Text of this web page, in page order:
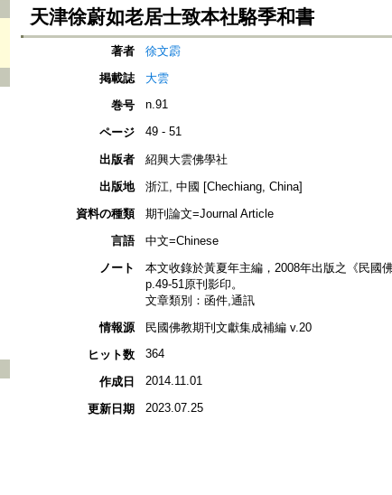
天津徐蔚如老居士致本社駱季和書
著者
徐文霨
掲載誌
大雲
巻号
n.91
ページ 49 - 51
出版者
紹興大雲佛學社
出版地
浙江, 中國 [Chechiang, China]
資料の種類
期刊論文=Journal Article
言語
中文=Chinese
ノート
本文收錄於黃夏年主編，2008年出版之《民國
p.49-51原刊影印。
文章類別：函件,通訊
情報源
民國佛教期刊文獻集成補編 v.20
ヒット数
364
作成日 2014.11.01
更新日期 2023.07.25